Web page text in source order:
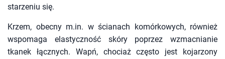
starzeniu się.
Krzem, obecny m.in. w ścianach komórkowych, również
wspomaga elastyczność skóry poprzez wzmacnianie
tkanek łącznych. Wapń, chociaż często jest kojarzony